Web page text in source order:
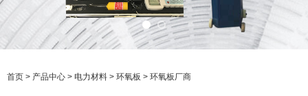
首页 > 产品中心 > 电力材料 > 环氧板 > 环氧板厂商